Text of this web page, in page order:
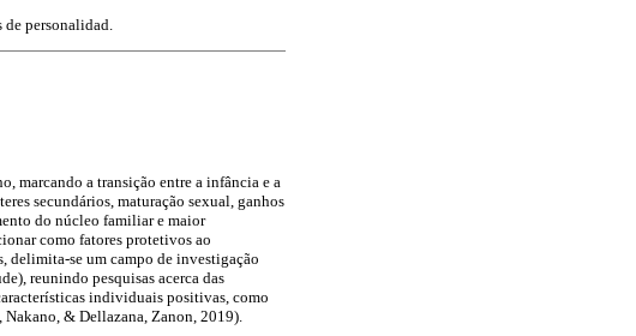
personalidad.
marcando a transição entre a infância e a
secundários, maturação sexual, ganhos
do núcleo familiar e maior
como fatores protetivos ao
delimita-se um campo de investigação
reunindo pesquisas acerca das
individuais positivas, como
& Dellazana, Zanon, 2019).